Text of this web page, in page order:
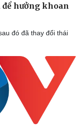
để hưởng khoan
đó đã thay đổi thái